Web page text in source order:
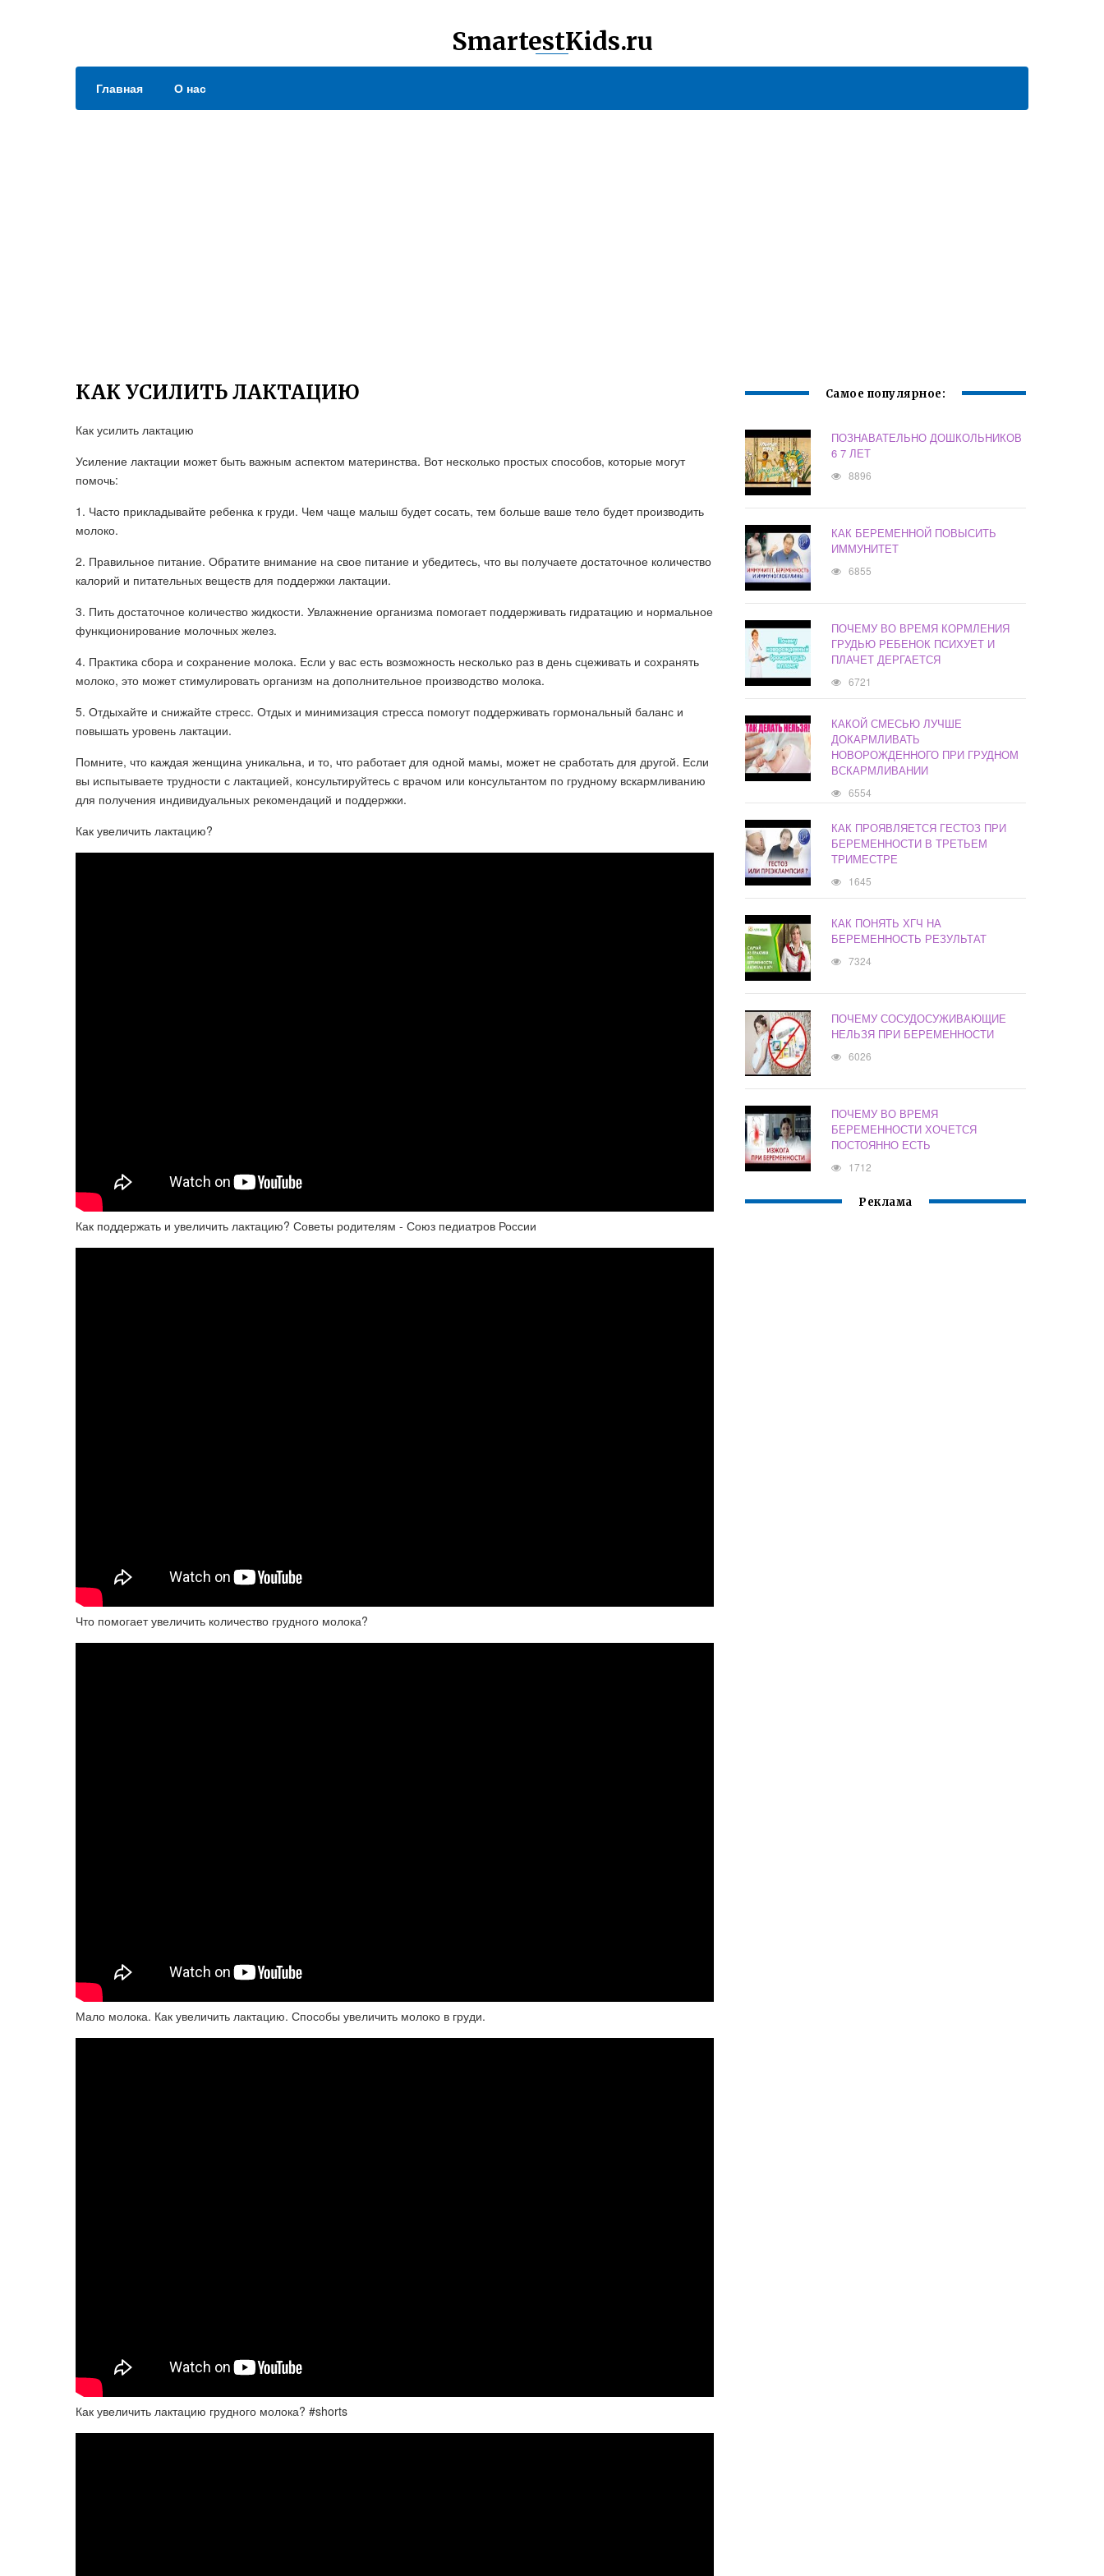
SmartestKids.ru
Главная О нас
КАК УСИЛИТЬ ЛАКТАЦИЮ
Как усилить лактацию
Усиление лактации может быть важным аспектом материнства. Вот несколько простых способов, которые могут
помочь:
1. Часто прикладывайте ребенка к груди. Чем чаще малыш будет сосать, тем больше ваше тело будет производить
молоко.
2. Правильное питание. Обратите внимание на свое питание и убедитесь, что вы получаете достаточное количество
калорий и питательных веществ для поддержки лактации.
3. Пить достаточное количество жидкости. Увлажнение организма помогает поддерживать гидратацию и нормальное
функционирование молочных желез.
4. Практика сбора и сохранение молока. Если у вас есть возможность несколько раз в день сцеживать и сохранять
молоко, это может стимулировать организм на дополнительное производство молока.
5. Отдыхайте и снижайте стресс. Отдых и минимизация стресса помогут поддерживать гормональный баланс и
повышать уровень лактации.
Помните, что каждая женщина уникальна, и то, что работает для одной мамы, может не сработать для другой. Если
вы испытываете трудности с лактацией, консультируйтесь с врачом или консультантом по грудному вскармливанию
для получения индивидуальных рекомендаций и поддержки.
Как увеличить лактацию?
Как поддержать и увеличить лактацию? Советы родителям - Союз педиатров России
Что помогает увеличить количество грудного молока?
Мало молока. Как увеличить лактацию. Способы увеличить молоко в груди.
Как увеличить лактацию грудного молока? #shorts
Самое популярное:
ПОЗНАВАТЕЛЬНО ДОШКОЛЬНИКОВ
6 7 ЛЕТ
8896
КАК БЕРЕМЕННОЙ ПОВЫСИТЬ
ИММУНИТЕТ
6855
ПОЧЕМУ ВО ВРЕМЯ КОРМЛЕНИЯ
ГРУДЬЮ РЕБЕНОК ПСИХУЕТ И
ПЛАЧЕТ ДЕРГАЕТСЯ
6721
КАКОЙ СМЕСЬЮ ЛУЧШЕ
ДОКАРМЛИВАТЬ
НОВОРОЖДЕННОГО ПРИ ГРУДНОМ
ВСКАРМЛИВАНИИ
6554
КАК ПРОЯВЛЯЕТСЯ ГЕСТОЗ ПРИ
БЕРЕМЕННОСТИ В ТРЕТЬЕМ
ТРИМЕСТРЕ
1645
КАК ПОНЯТЬ ХГЧ НА
БЕРЕМЕННОСТЬ РЕЗУЛЬТАТ
7324
ПОЧЕМУ СОСУДОСУЖИВАЮЩИЕ
НЕЛЬЗЯ ПРИ БЕРЕМЕННОСТИ
6026
ПОЧЕМУ ВО ВРЕМЯ
БЕРЕМЕННОСТИ ХОЧЕТСЯ
ПОСТОЯННО ЕСТЬ
1712
Реклама